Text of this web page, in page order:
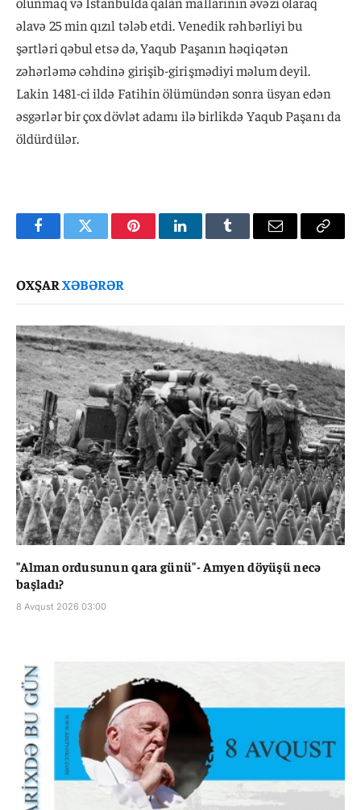
əlavə 25 min qızıl tələb etdi. Venedik rəhbərliyi bu
şərtləri qəbul etsə də, Yaqub Paşanın həqiqətən
zəhərləmə cəhdinə girişib-girişmədiyi məlum deyil.
Lakin 1481-ci ildə Fatihin ölümündən sonra üsyan edən
əsgərlər bir çox dövlət adamı ilə birlikdə Yaqub Paşanı da
öldürdülər.
FacebookTwitter PinterestLinkedInTumblr Email
Copy
OXŞARXƏBƏRƏR
"Alman ordusunun qara günü"- Amyen döyüşü necə
başladı?
8 Avqust 2026 03:00